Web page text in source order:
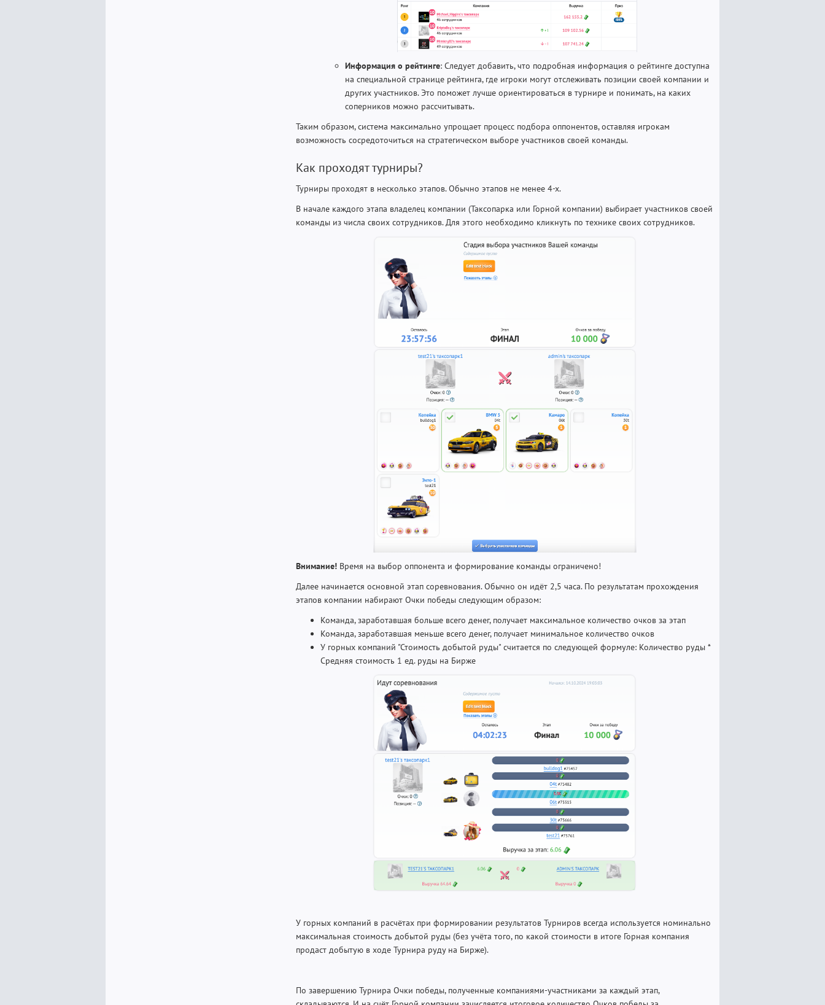
Информация о рейтинге: Следует добавить, что подробная информация о рейтинге доступна
на специальной странице рейтинга, где игроки могут отслеживать позиции своей компании и
других участников. Это поможет лучше ориентироваться в турнире и понимать, на каких
соперников можно рассчитывать.
Таким образом, система максимально упрощает процесс подбора оппонентов, оставляя игрокам
возможность сосредоточиться на стратегическом выборе участников своей команды.
Как проходят турниры?
Турниры проходят в несколько этапов. Обычно этапов не менее 4-х.
В начале каждого этапа владелец компании (Таксопарка или Горной компании) выбирает участников своей
команды из числа своих сотрудников. Для этого необходимо кликнуть по технике своих сотрудников.
Внимание! Время на выбор оппонента и формирование команды ограничено!
Далее начинается основной этап соревнования. Обычно он идёт 2,5 часа. По результатам прохождения
этапов компании набирают Очки победы следующим образом:
Команда, заработавшая больше всего денег, получает максимальное количество очков за этап
Команда, заработавшая меньше всего денег, получает минимальное количество очков
У горных компаний "Стоимость добытой руды" считается по следующей формуле: Количество руды *
Средняя стоимость 1 ед. руды на Бирже
У горных компаний в расчётах при формировании результатов Турниров всегда используется номинально
максимальная стоимость добытой руды (без учёта того, по какой стоимости в итоге Горная компания
продаст добытую в ходе Турнира руду на Бирже).
По завершению Турнира Очки победы, полученные компаниями-участниками за каждый этап,